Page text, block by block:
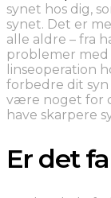
synet hos dig,
synet. Det er
alle aldre – fra
problemer med
linseoperation
forbedre dit syn
være noget for
have skarpere
Er det